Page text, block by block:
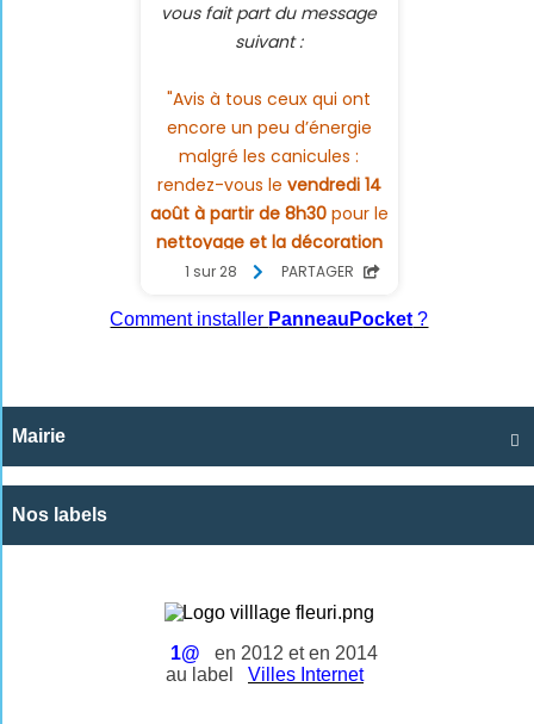
Comment installer PanneauPocket ?

Mairie
Nos labels
1@
en 2012 et en 2014
au label
Villes Internet